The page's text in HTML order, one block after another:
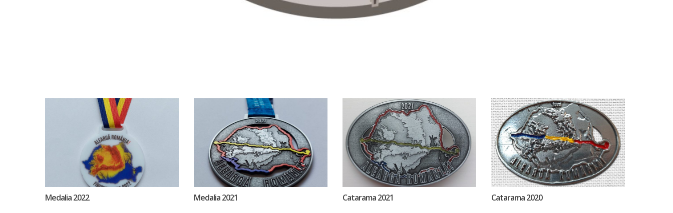
Medalia 2022 Medalia 2021 Catarama 2021 Catarama 2020